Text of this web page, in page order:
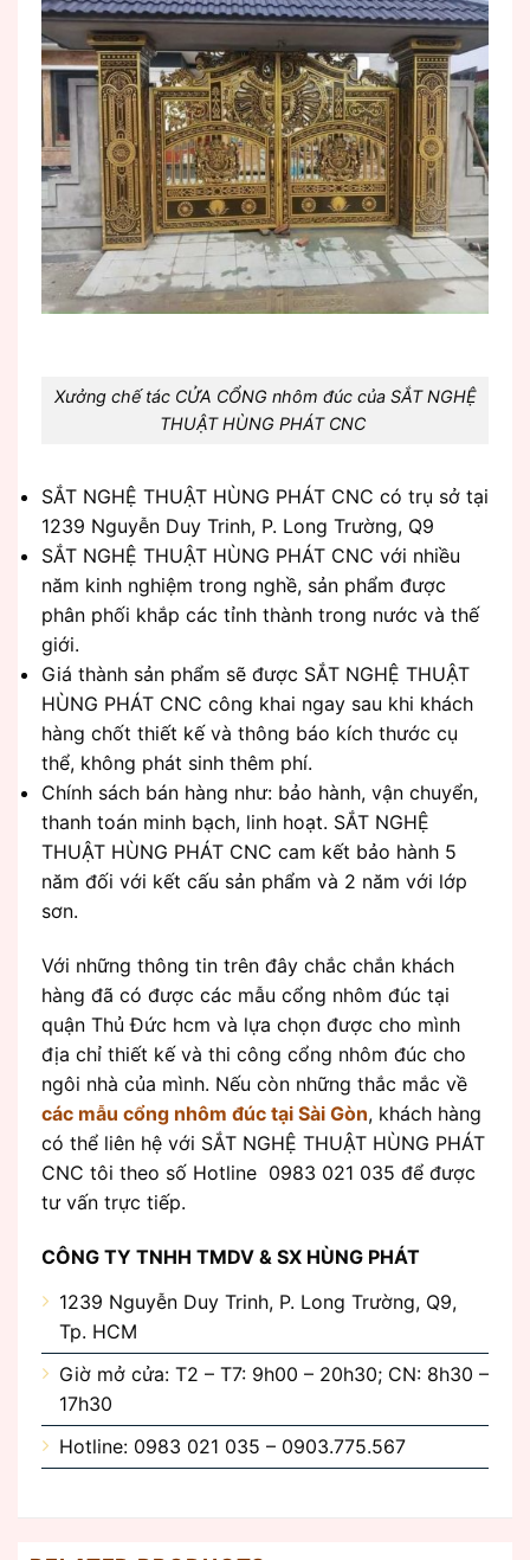
Xưởng chế tác CỬA CỔNG nhôm đúc của SẮT NGHỆ
THUẬT HÙNG PHÁT CNC
SẮT NGHỆ THUẬT HÙNG PHÁT CNC có trụ sở tại
1239 Nguyễn Duy Trinh, P. Long Trường, Q9
SẮT NGHỆ THUẬT HÙNG PHÁT CNC với nhiều
năm kinh nghiệm trong nghề, sản phẩm được
phân phối khắp các tỉnh thành trong nước và thế
giới.
Giá thành sản phẩm sẽ được SẮT NGHỆ THUẬT
HÙNG PHÁT CNC công khai ngay sau khi khách
hàng chốt thiết kế và thông báo kích thước cụ
thể, không phát sinh thêm phí.
Chính sách bán hàng như: bảo hành, vận chuyển,
thanh toán minh bạch, linh hoạt. SẮT NGHỆ
THUẬT HÙNG PHÁT CNC cam kết bảo hành 5
năm đối với kết cấu sản phẩm và 2 năm với lớp
sơn.
Với những thông tin trên đây chắc chắn khách
hàng đã có được các mẫu cổng nhôm đúc tại
quận Thủ Đức hcm và lựa chọn được cho mình
địa chỉ thiết kế và thi công cổng nhôm đúc cho
ngôi nhà của mình. Nếu còn những thắc mắc về
các mẫu cổng nhôm đúc tại Sài Gòn, khách hàng
có thể liên hệ với SẮT NGHỆ THUẬT HÙNG PHÁT
CNC tôi theo số Hotline 0983 021 035 để được
tư vấn trực tiếp.
CÔNG TY TNHH TMDV & SX HÙNG PHÁT
1239 Nguyễn Duy Trinh, P. Long Trường, Q9,
Tp. HCM
Giờ mở cửa: T2 – T7: 9h00 – 20h30; CN: 8h30 –
17h30
Hotline: 0983 021 035 – 0903.775.567